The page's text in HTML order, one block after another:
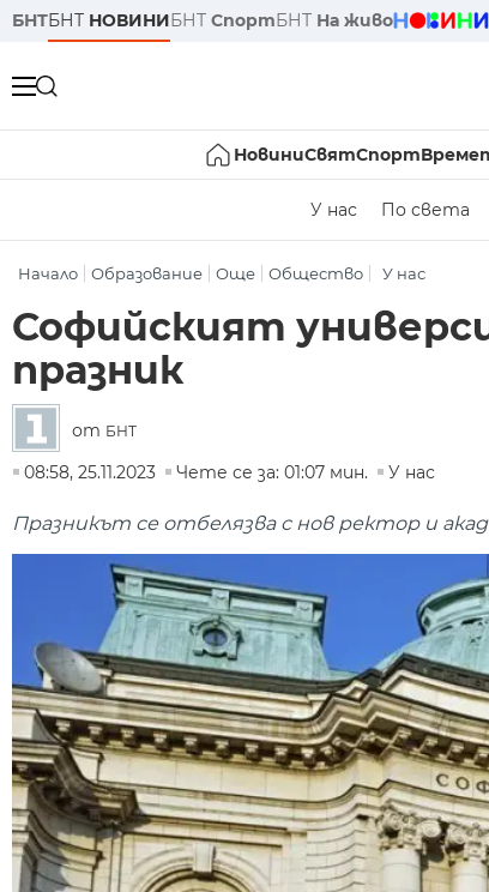
БНТБНТ НОВИНИБНТ СпортБНТ На живо
НовиниСвятСпорт
У нас По света
Начало Образование Още Общество У нас
Софийският
празник
от БНТ
08:58, 25.11.2023
Чете се за: 01:07 мин. У нас
Празникът се отбелязва с нов ректор и